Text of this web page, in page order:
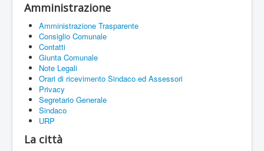
Amministrazione
Uffici e Servizi
La città
Associazioni
Documenti On Line
Informazioni
Amministrazione
Amministrazione Trasparente
Consiglio Comunale
Contatti
Giunta Comunale
Note Legali
Orari di ricevimento Sindaco ed Assessori
Privacy
Segretario Generale
Sindaco
URP
La città